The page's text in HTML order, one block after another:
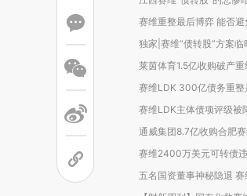
赛维重整最后博弈 能否避
独家|赛维“债转股”方案
莱茵体育1.5亿收购破产
赛维LDK 300亿债务重整
赛维LDK主体债项评级被
通威集团8.7亿收购合肥
赛维2400万美元可转债
五名国资董事神秘隐退